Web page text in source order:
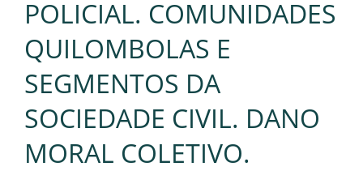
POLICIAL. COMUNIDADES
QUILOMBOLAS E
SEGMENTOS DA
SOCIEDADE CIVIL. DANO
MORAL COLETIVO.